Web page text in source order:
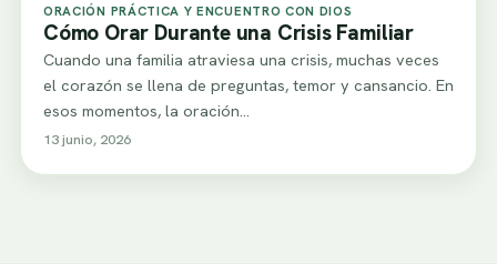
ORACIÓN PRÁCTICA Y ENCUENTRO CON DIOS
Cómo Orar Durante una Crisis Familiar
Cuando una familia atraviesa una crisis, muchas veces
el corazón se llena de preguntas, temor y cansancio. En
esos momentos, la oración…
13 junio, 2026